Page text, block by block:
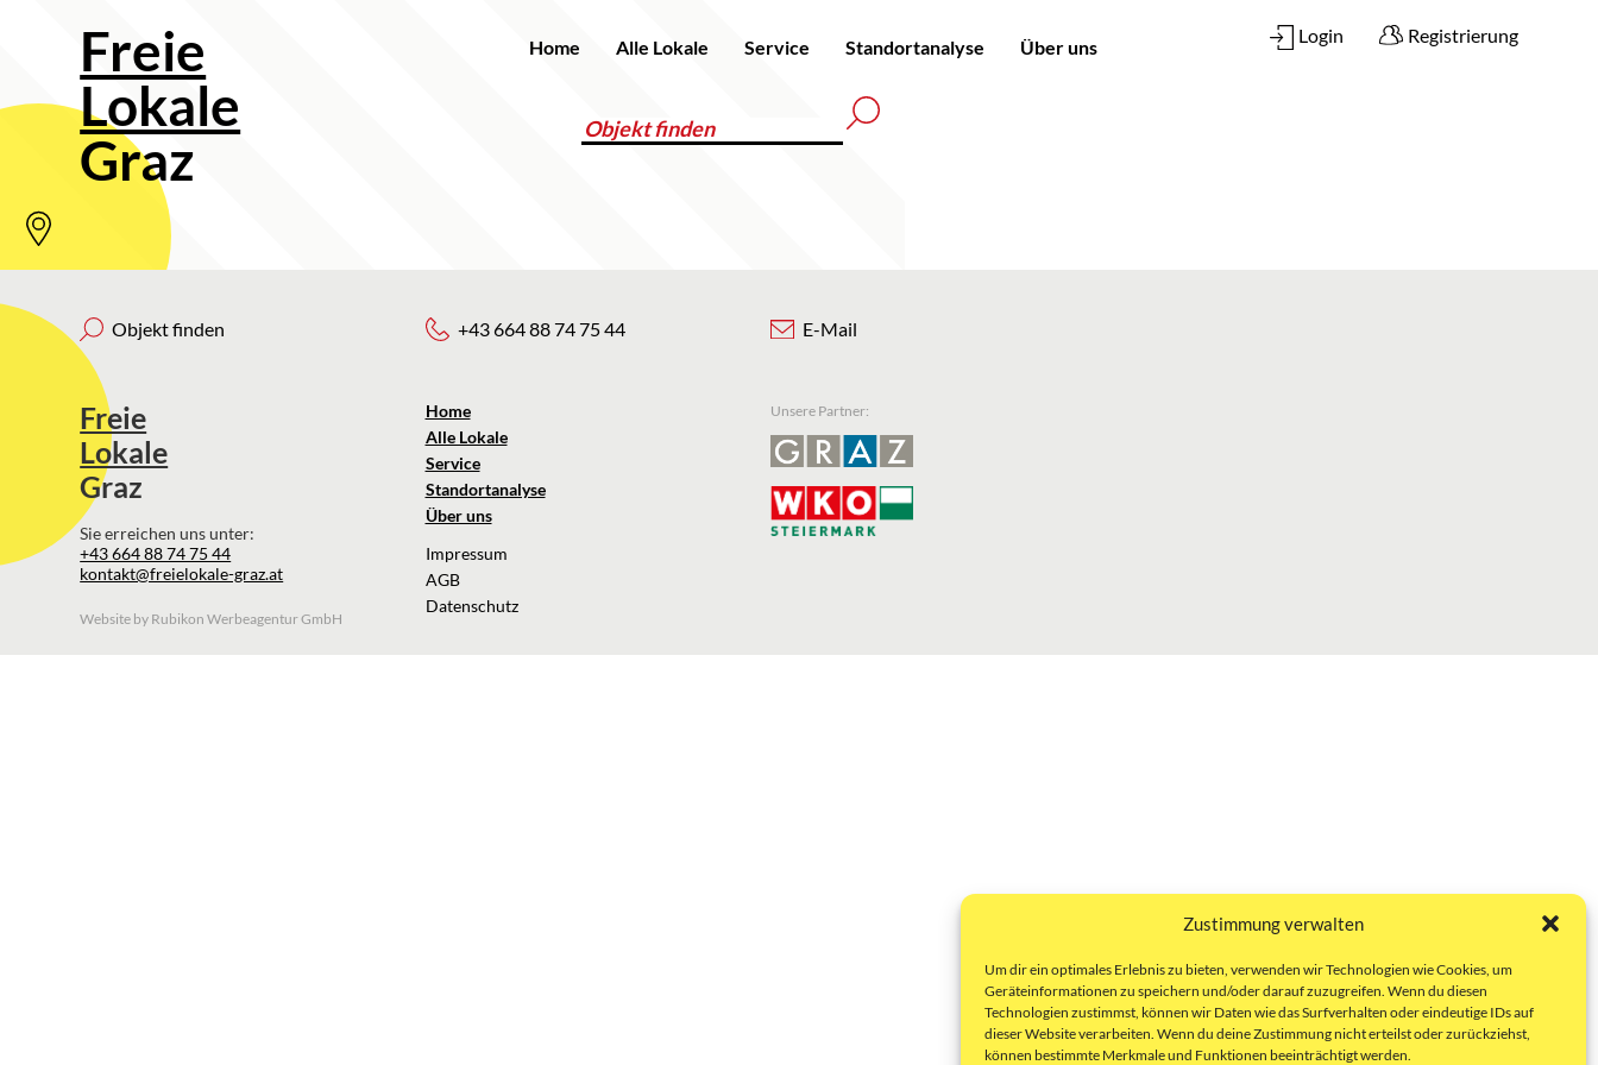
Zustimmung verwalten
Um dir ein optimales Erlebnis zu bieten, verwenden wir Technologien wie Cookies, um
Geräteinformationen zu speichern und/oder darauf zuzugreifen. Wenn du diesen
Technologien zustimmst, können wir Daten wie das Surfverhalten oder eindeutige IDs auf
dieser Website verarbeiten. Wenn du deine Zustimmung nicht erteilst oder zurückziehst,
können bestimmte Merkmale und Funktionen beeinträchtigt werden.
Freie
Lokale
Graz
Home Alle Lokale Service Standortanalyse Über uns
Login Registrierung
Objekt finden
Freie
Lokale
Graz
Sie erreichen uns unter:
+43 664 88 74 75 44
kontakt@freielokale-graz.at
Website by Rubikon Werbeagentur GmbH
+43 664 88 74 75 44
Home
Alle Lokale
Service
Standortanalyse
Über uns
Impressum
AGB
Datenschutz
E-Mail
Unsere Partner: